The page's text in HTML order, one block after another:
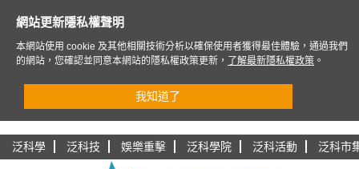
泛科學 泛科技 娛樂重擊 泛科學院 泛科活動 泛科市
網站更新隱私權聲明
本網站使用 cookie 及其他相關技術分析以確保使用者獲得最佳體驗，通過我們
的網站，您確認並同意本網站的隱私權政策更新，
了解最新隱私權政策 。
我知道了